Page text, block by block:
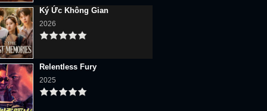
Ký Ức Không Gian
2026
Relentless Fury
2025